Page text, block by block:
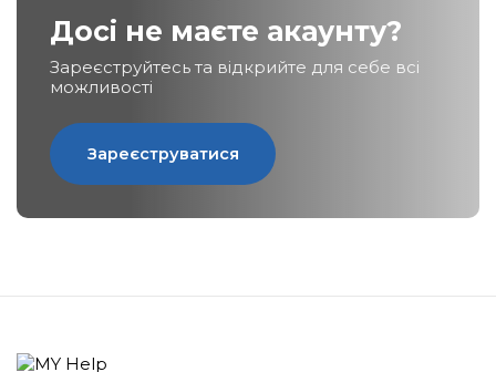
Досі не маєте акаунту?
Зареєструйтесь та відкрийте для себе всі
можливості